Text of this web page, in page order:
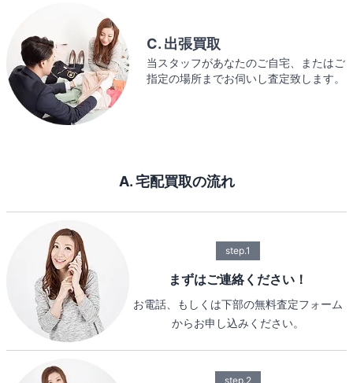
C. 出張買取
当スタッフがあなたのご自宅、またはご
指定の場所までお伺いし査定致します。
A. 宅配買取の流れ
step.1
まずはご連絡ください！
お電話、もしくは下部の無料査定フォーム
からお申し込みください。
step.2